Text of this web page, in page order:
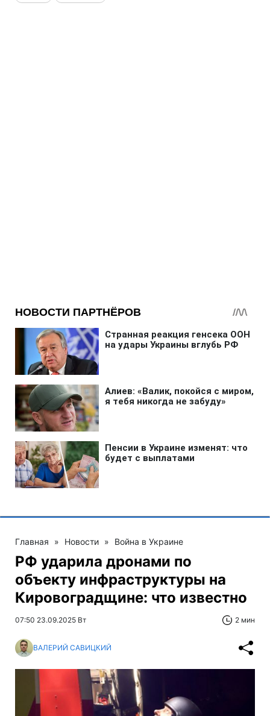
Главная » Новости » Война в Украине
РФ ударила дронами по
объекту инфраструктуры на
Кировоградщине: что известно
07:50 23.09.2025 Вт 2 мин
ВАЛЕРИЙ САВИЦКИЙ